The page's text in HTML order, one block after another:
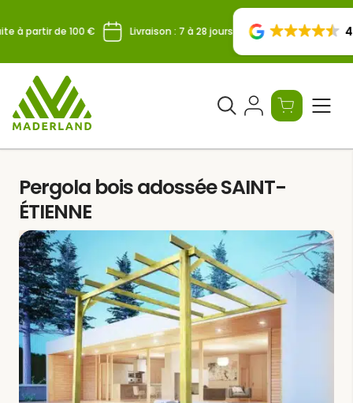
toà partir de 100 € Livraison : 7 à 28 jours
Ouvrir
formulaire
recherche
Pergola bois adossée SAINT-
ÉTIENNE